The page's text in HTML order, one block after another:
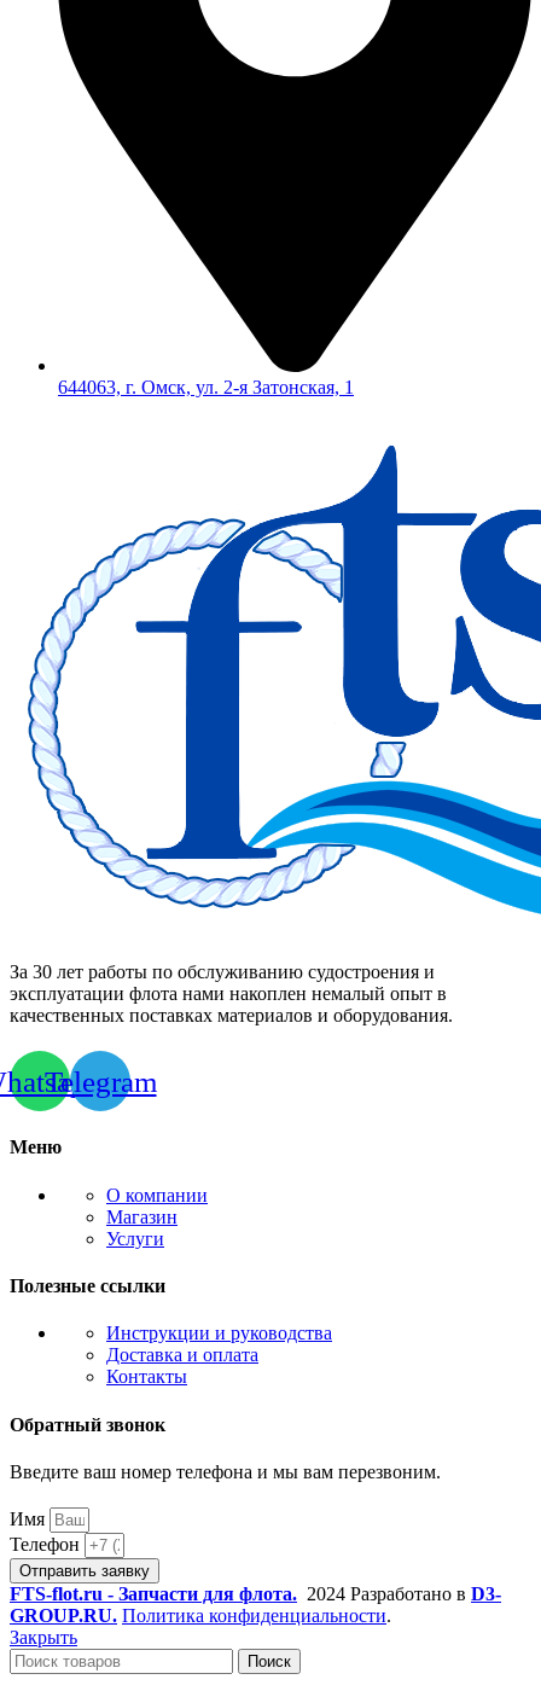
644063, г. Омск, ул. 2-я Затонская, 1
За 30 лет работы по обслуживанию судостроения и
эксплуатации флота нами накоплен немалый опыт в
качественных поставках материалов и оборудования.
Telegram
Меню
О компании
Магазин
Услуги
Полезные ссылки
Инструкции и руководства
Доставка и оплата
Контакты
Обратный звонок
Введите ваш номер телефона и мы вам перезвоним.
Имя
Телефон
Отправить заявку
FTS-flot.ru - Запчасти для флота. 2024 Разработано в D3-
GROUP.RU. Политика конфиденциальности.
Закрыть
Поиск